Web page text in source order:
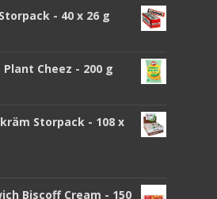
- 40 x 26 g
Plant Cheez - 200 g
Storpack - 108 x
Biscoff Cream - 150